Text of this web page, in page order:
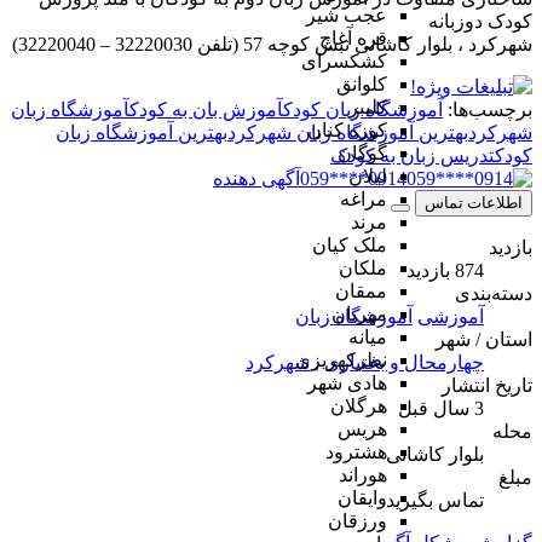
عجب شیر
قره آغاج
کشکسرای
کلوانق
کلیبر
کوزه کنان
گوگان
لیلان
مراغه
مرند
ملک کیان
ملکان
ممقان
مهربان
میانه
نظرکهریزی
هادی شهر
هرگلان
هریس
هشترود
هوراند
وایقان
ورزقان
کودک دوزبانه
شهرکرد ، بلوار کاشانی نبش کوچه 57 (تلفن 32220030 – 32220040)
برچسب‌ها: آموزشگاه زبان کودکآموزش بان به کودکآموزشگاه زبان
شهرکردبهترین آموزشگاه زبان شهرکردبهترین آموزشگاه زبان
کودکتدریس زبان به کودک
0914****059
آگهی دهنده
اطلاعات تماس
بازدید
874 بازدید
دسته‌بندی
آموزشی آموزشگاه زبان
استان / شهر
چهارمحال و بختیاری, شهرکرد
تاریخ انتشار
3 سال قبل
محله
بلوار کاشانی
مبلغ
تماس بگیرید